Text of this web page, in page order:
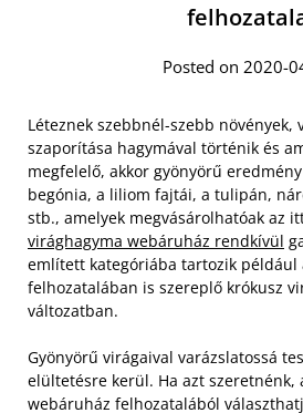
Posted on 2020-
Léteznek szebbnél-szebb növények,
szaporítása hagymával történik és
megfelelő, akkor gyönyörű
begónia, a liliom fajtái, a tulipán,
stb., amelyek megvásárolhatóak az
virághagyma webáruház rendkívül
említett kategóriába tartozik például
felhozatalában is szereplő krókusz
változatban.
Gyönyörű virágaival varázslatossá
elültetésre kerül. Ha azt szeretnénk,
webáruház felhozatalából